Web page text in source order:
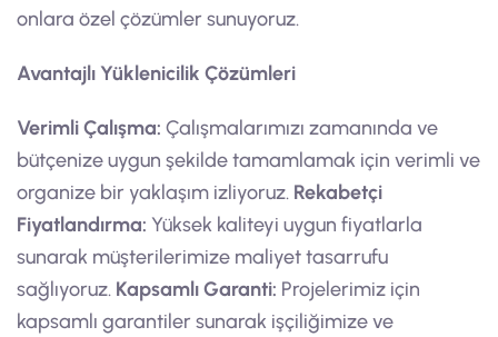
onlara özel çözümler sunuyoruz.
Avantajlı Yüklenicilik Çözümleri
Verimli Çalışma: Çalışmalarımızı zamanında ve
bütçenize uygun şekilde tamamlamak için verimli ve
organize bir yaklaşım izliyoruz. Rekabetçi
Fiyatlandırma: Yüksek kaliteyi uygun fiyatlarla
sunarak müşterilerimize maliyet tasarrufu
sağlıyoruz. Kapsamlı Garanti: Projelerimiz için
kapsamlı garantiler sunarak işçiliğimize ve